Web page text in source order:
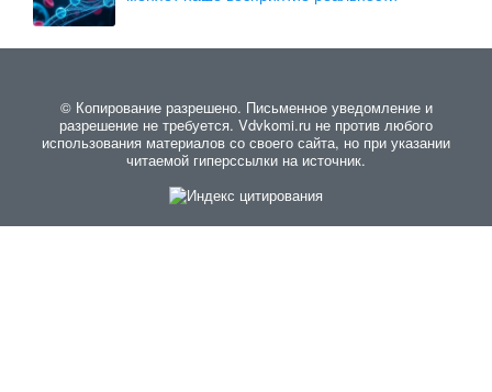
© Копирование разрешено. Письменное уведомление и
разрешение не требуется. Vdvkomi.ru не против любого
использования материалов со своего сайта, но при указании
читаемой гиперссылки на источник.